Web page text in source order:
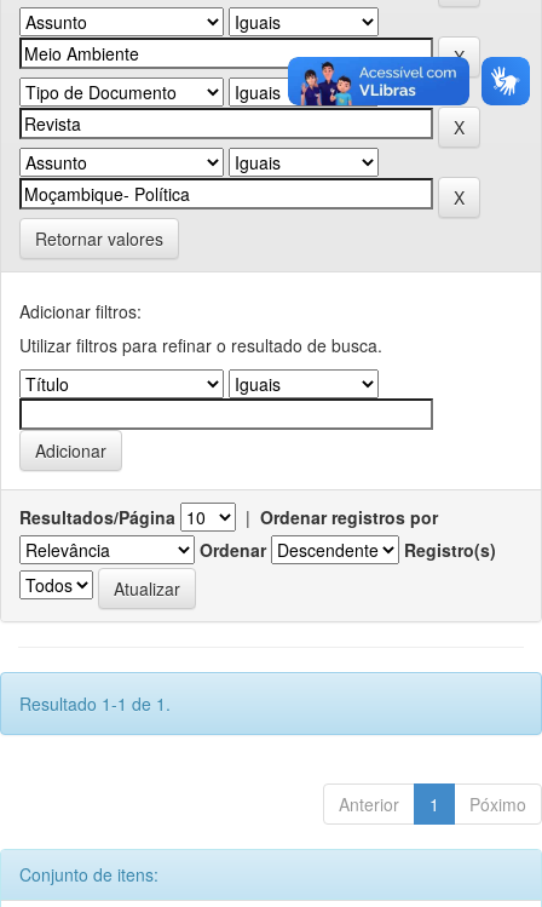
Retornar valores
Adicionar filtros:
Utilizar filtros para refinar o resultado de busca.
Resultados/Página | Ordenar registros por
Ordenar
Registro(s)
Resultado 1-1 de 1.
Anterior 1 Póximo
Conjunto de itens: